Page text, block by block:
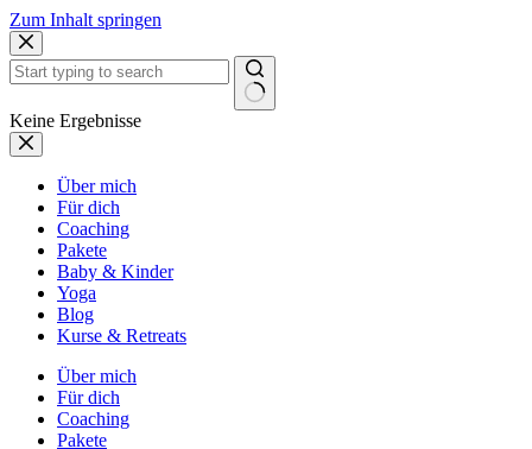
Zum Inhalt springen
Keine Ergebnisse
Über mich
Für dich
Coaching
Pakete
Baby & Kinder
Yoga
Blog
Kurse & Retreats
Über mich
Für dich
Coaching
Pakete